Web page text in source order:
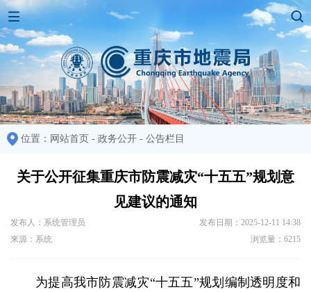
位置： 网站首页 - 政务公开 - 公告栏目
关于公开征集重庆市防震减灾“十五五”规划意
见建议的通知
发布人：系统管理员
发布日期：2025-12-11 14:38
来源：系统
浏览量：6215
为提高我市防震减灾“十五五”规划编制透明度和